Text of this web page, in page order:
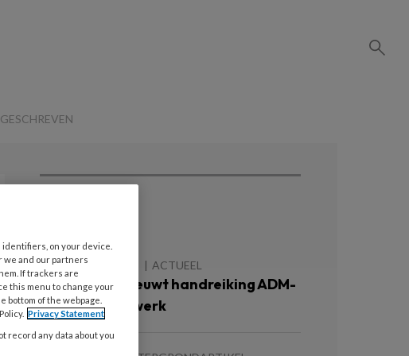
7 AUGUSTUS 2026 ACTUEEL
Trimbos vernieuwt handreiking ADM-
beleid op het werk
on your device.
we and our partners
If trackers are
this menu to change your
of the webpage.
Privacy Statement
record any data about you